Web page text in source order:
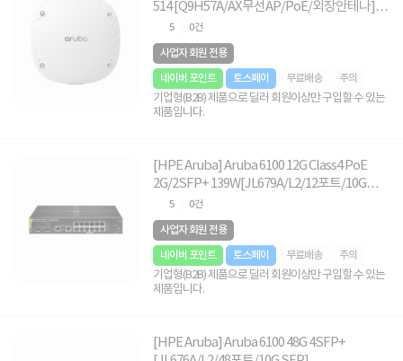
514 [Q9H57A/AX무선AP/PoE/외장안테나]
[전원장치미포함]
5 0건
사업자 회원 전용
네이버 포인트
토스페이 무료배송 주의
기업형(B2B) 제품으로 딜러 회원이상만 구입할 수 있는
제품입니다.
[HPE Aruba] Aruba 6100 12G Class4 PoE
2G/2SFP+ 139W[JL679A/L2/12포트/10G
SFP/PoE+]
5 0건
사업자 회원 전용
네이버 포인트
토스페이 무료배송 주의
기업형(B2B) 제품으로 딜러 회원이상만 구입할 수 있는
제품입니다.
[HPE Aruba] Aruba 6100 48G 4SFP+